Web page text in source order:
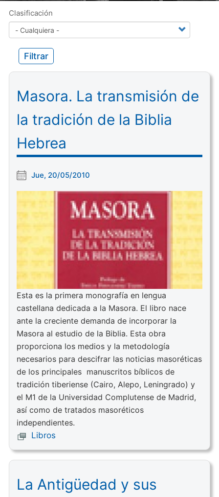
Clasificación
Filtrar
Masora. La transmisión de
la tradición de la Biblia
Hebrea
Jue, 20/05/2010
Esta es la primera monografía en lengua
castellana dedicada a la Masora. El libro nace
ante la creciente demanda de incorporar la
Masora al estudio de la Biblia. Esta obra
proporciona los medios y la metodología
necesarios para descifrar las noticias masoréticas
de los principales manuscritos bíblicos de
tradición tiberiense (Cairo, Alepo, Leningrado) y
el M1 de la Universidad Complutense de Madrid,
así como de tratados masoréticos
independientes.
Libros
La Antigüedad y sus